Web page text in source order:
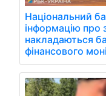
Національний
інформацію про
накладаються
фінансового